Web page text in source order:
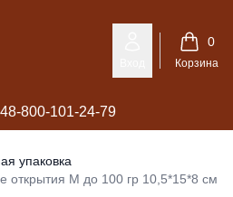
Гинтер
0
Корзина
8-800-101-24-79
упаковка
открытия М до 100 гр 10,5*15*8 см